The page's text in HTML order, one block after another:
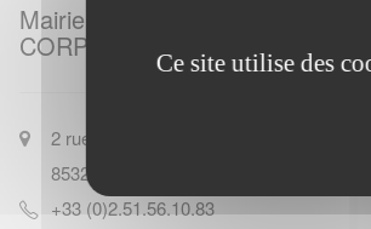
Mairie de
CORPE
2 rue de Mainclaye
85320
+33 (0)2.51.56.10.83
Ce site utilise des